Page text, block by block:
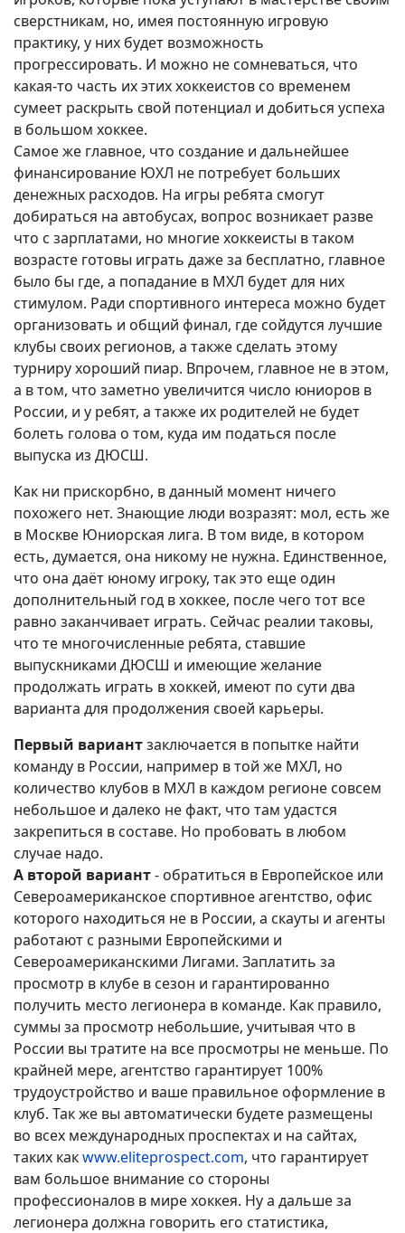
сверстникам, но, имея постоянную игровую
практику, у них будет возможность
прогрессировать. И можно не сомневаться, что
какая-то часть их этих хоккеистов со временем
сумеет раскрыть свой потенциал и добиться успеха
в большом хоккее.
Самое же главное, что создание и дальнейшее
финансирование ЮХЛ не потребует больших
денежных расходов. На игры ребята смогут
добираться на автобусах, вопрос возникает разве
что с зарплатами, но многие хоккеисты в таком
возрасте готовы играть даже за бесплатно, главное
было бы где, а попадание в МХЛ будет для них
стимулом. Ради спортивного интереса можно будет
организовать и общий финал, где сойдутся лучшие
клубы своих регионов, а также сделать этому
турниру хороший пиар. Впрочем, главное не в этом,
а в том, что заметно увеличится число юниоров в
России, и у ребят, а также их родителей не будет
болеть голова о том, куда им податься после
выпуска из ДЮСШ.
Как ни прискорбно, в данный момент ничего
похожего нет. Знающие люди возразят: мол, есть же
в Москве Юниорская лига. В том виде, в котором
есть, думается, она никому не нужна. Единственное,
что она даёт юному игроку, так это еще один
дополнительный год в хоккее, после чего тот все
равно заканчивает играть. Сейчас реалии таковы,
что те многочисленные ребята, ставшие
выпускниками ДЮСШ и имеющие желание
продолжать играть в хоккей, имеют по сути два
варианта для продолжения своей карьеры.
Первый вариантзаключается в попытке найти
команду в России, например в той же МХЛ, но
количество клубов в МХЛ в каждом регионе совсем
небольшое и далеко не факт, что там удастся
закрепиться в составе. Но пробовать в любом
случае надо.
А второй вариант- обратиться в Европейское или
Североамериканское спортивное агентство, офис
которого находиться не в России, а скауты и агенты
работают с разными Европейскими и
Североамериканскими Лигами. Заплатить за
просмотр в клубе в сезон и гарантированно
получить место легионера в команде. Как правило,
суммы за просмотр небольшие, учитывая что в
России вы тратите на все просмотры не меньше. По
крайней мере, агентство гарантирует 100%
трудоустройство и ваше правильное оформление в
клуб. Так же вы автоматически будете размещены
во всех международных проспектах и на сайтах,
таких какwww.eliteprospect.com, что гарантирует
вам большое внимание со стороны
профессионалов в мире хоккея. Ну а дальше за
легионера должна говорить его статистика,